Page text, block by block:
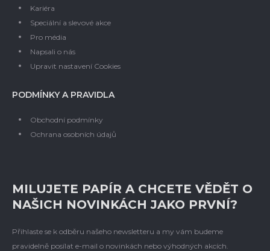
Kariéra
Speciální a slevové akce
Pro média
Napsali o nás
Upravit nastavení Cookies
PODMÍNKY A PRAVIDLA
Obchodní podmínky
Ochrana osobních údajů
MILUJETE PAPÍR A CHCETE VĚDĚT O
NAŠICH NOVINKÁCH JAKO PRVNÍ?
Přihlaste se k odběru našeho newsletteru a my vám budeme
pravidelně posílat e-mail o novinkách nebo výhodných akcích.